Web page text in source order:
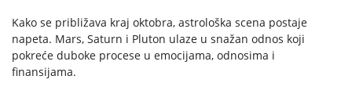
Kako se približava kraj oktobra, astrološka scena postaje
napeta. Mars, Saturn i Pluton ulaze u snažan odnos koji
pokreće duboke procese u emocijama, odnosima i
finansijama.